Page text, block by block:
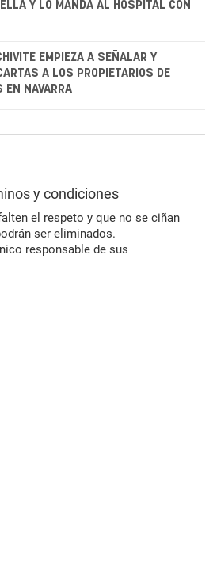
Y LO MANDA AL HOSPITAL CON
EMPIEZA A SEÑALAR Y
A LOS PROPIETARIOS DE
EN NAVARRA
y condiciones
el respeto y que no se ciñan
ser eliminados.
responsable de sus